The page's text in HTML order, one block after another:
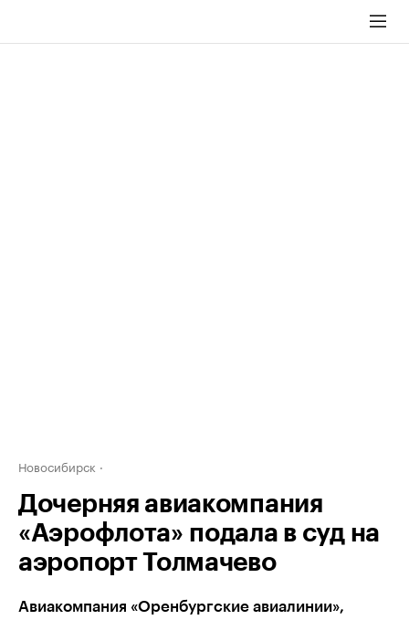
Новосибирск
Дочерняя авиакомпания
«Аэрофлота» подала в суд на
аэропорт Толмачево
Авиакомпания «Оренбургские авиалинии»,